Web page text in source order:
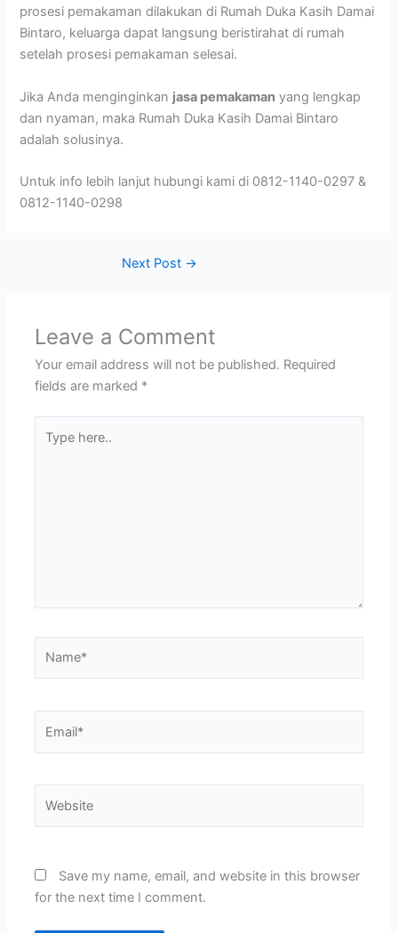
prosesi pemakaman dilakukan di Rumah Duka Kasih Damai
Bintaro, keluarga dapat langsung beristirahat di rumah
setelah prosesi pemakaman selesai.
Jika Anda menginginkan jasa pemakaman yang lengkap
dan nyaman, maka Rumah Duka Kasih Damai Bintaro
adalah solusinya.
Untuk info lebih lanjut hubungi kami di 0812-1140-0297 &
0812-1140-0298
Next Post →
Leave a Comment
Your email address will not be published. Required
fields are marked *
here..
Save my name, email, and website in this browser
for the next time I comment.